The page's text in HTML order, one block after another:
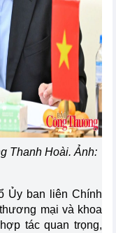
Thanh Hoài. Ảnh:
Ủy ban liên Chính
mại và khoa
tác quan trọng,